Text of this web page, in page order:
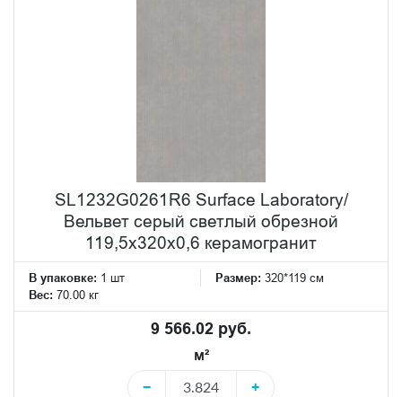
SL1232G0261R6 Surface Laboratory/
Вельвет серый светлый обрезной
119,5x320x0,6 керамогранит
В упаковке: 1 шт Размер: 320*119 см
Вес: 70.00 кг
9 566.02 руб.
м²
−
+